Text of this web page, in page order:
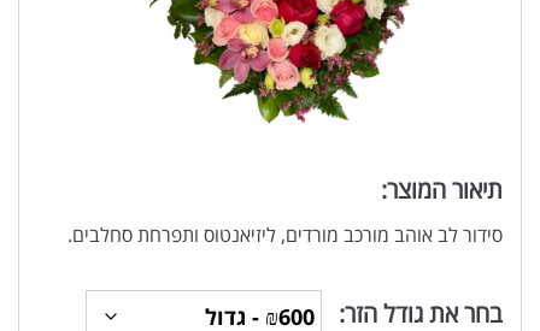
תיאור המוצר:
סידור לב אוהב מורכב מורדים, ליזיאנטוס ותפרחת סחלבים.
בחר את גודל הזר: